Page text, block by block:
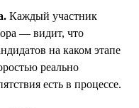
Каждый участник
— видит, что
на каком этапе
реально
есть в процессе.